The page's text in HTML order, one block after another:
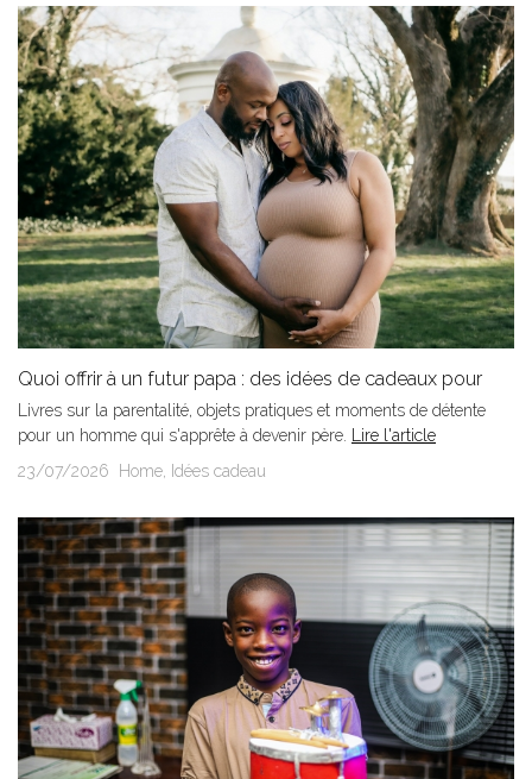
Quoi offrir à un futur papa : des idées de cadeaux pour
tous les...
Livres sur la parentalité, objets pratiques et moments de détente
pour un homme qui s'apprête à devenir père. Lire l'article
23/07/2026
Home, Idées cadeau